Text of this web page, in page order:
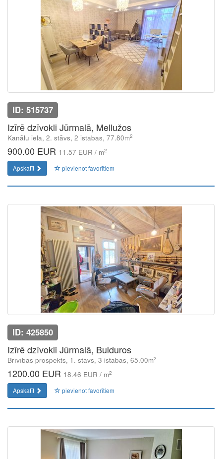
ID: 515737
Izīrē dzīvokli Jūrmalā, Mellužos
Kanālu iela, 2. stāvs, 2 istabas, 77.80m2
900.00 EUR 11.57 EUR / m2
Apskatīt pievienot favorītiem
ID: 425850
Izīrē dzīvokli Jūrmalā, Bulduros
Brīvības prospekts, 1. stāvs, 3 istabas, 65.00m2
1200.00 EUR 18.46 EUR / m2
Apskatīt pievienot favorītiem